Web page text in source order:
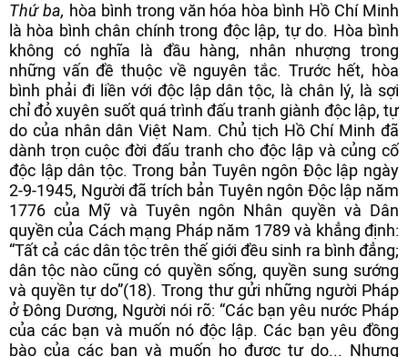
Thứ ba, hòa bình trong văn hóa hòa bình Hồ Chí Minh
là hòa bình chân chính trong độc lập, tự do. Hòa bình
không có nghĩa là đầu hàng, nhân nhượng trong
những vấn đề thuộc về nguyên tắc. Trước hết, hòa
bình phải đi liền với độc lập dân tộc, là chân lý, là sợi
chỉ đỏ xuyên suốt quá trình đấu tranh giành độc lập, tự
do của nhân dân Việt Nam. Chủ tịch Hồ Chí Minh đã
dành trọn cuộc đời đấu tranh cho độc lập và củng cố
độc lập dân tộc. Trong bản Tuyên ngôn Độc lập ngày
2-9-1945, Người đã trích bản Tuyên ngôn Độc lập năm
1776 của Mỹ và Tuyên ngôn Nhân quyền và Dân
quyền của Cách mạng Pháp năm 1789 và khẳng định:
“Tất cả các dân tộc trên thế giới đều sinh ra bình đẳng;
dân tộc nào cũng có quyền sống, quyền sung sướng
và quyền tự do”(18). Trong thư gửi những người Pháp
ở Đông Dương, Người nói rõ: “Các bạn yêu nước Pháp
của các bạn và muốn nó độc lập. Các bạn yêu đồng
bào của các bạn và muốn họ được tự do... Nhưng